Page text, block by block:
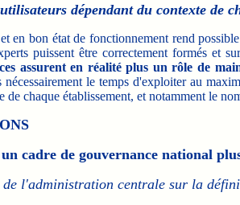
dépendant du contexte de
en bon état de fonctionnement rend
puissent être correctement formés et
assurent en réalité plus un rôle de
nécessairement le temps d'exploiter au
de chaque établissement, et notamment le
cadre de gouvernance national
l'administration centrale sur la